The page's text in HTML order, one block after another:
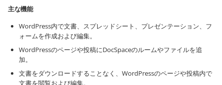
主な機能
WordPress内で文書、スプレッドシート、プレゼンテーション、フ
ォームを作成および編集。
WordPressのページや投稿にDocSpaceのルームやファイルを追
加。
文書をダウンロードすることなく、WordPressのページや投稿内で
文書を閲覧および編集。